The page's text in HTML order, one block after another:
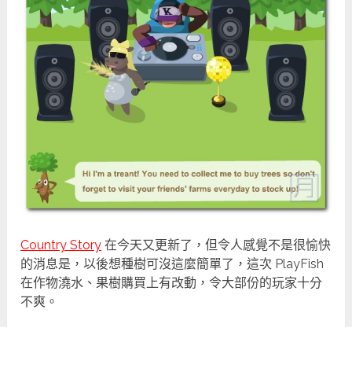
Country Story 在今天又更新了，但令人感覺不是很愉快
的消息是，以後想種樹可沒這麼簡單了，這次 PlayFish
在作物澆水、果樹購買上有改動，令大部份的玩家十分
不爽。